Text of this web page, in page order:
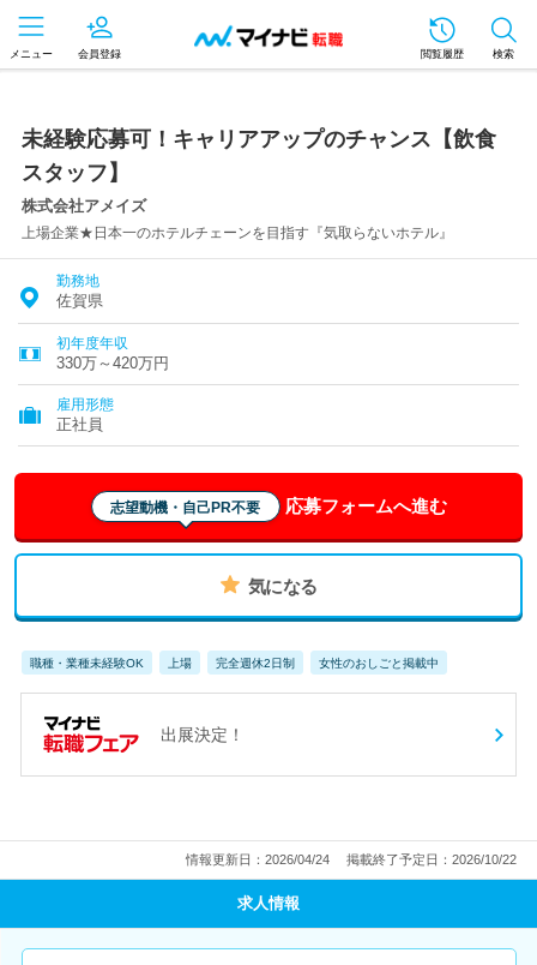
メニュー 会員登録 閲覧履歴 検索
未経験応募可！キャリアアップのチャンス【飲食
スタッフ】
株式会社アメイズ
上場企業★日本一のホテルチェーンを目指す『気取らないホテル』
勤務地
佐賀県
初年度年収
330万～420万円
雇用形態
正社員
志望動機・自己PR不要 応募フォームへ進む
気になる
職種・業種未経験OK 上場 完全週休2日制 女性のおしごと掲載中
出展決定！
情報更新日：2026/04/24 掲載終了予定日：2026/10/22
求人情報